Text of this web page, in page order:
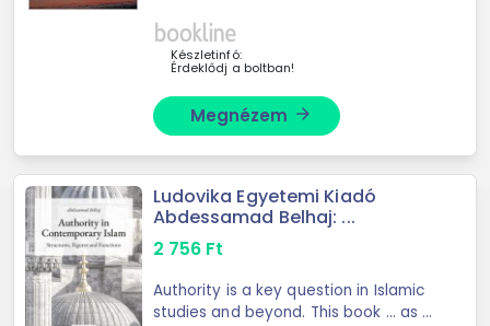
mental faculties, unfolding the inner
senses ...
Készletinfó:
Érdeklődj a boltban!
Megnézem arrow_forward
Ludovika Egyetemi Kiadó
Abdessamad Belhaj: ...
2 756 Ft
Authority is a key question in Islamic
studies and beyond. This book ... as a